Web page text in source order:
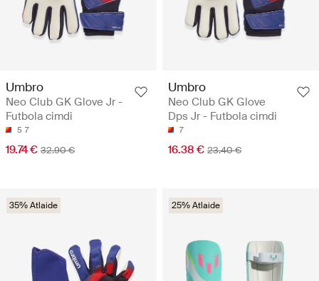
Umbro
Neo Club GK Glove Jr -
Futbola cimdi
5 7
19.74 € 32.90 €
Umbro
Neo Club GK Glove
Dps Jr - Futbola cimdi
7
16.38 € 23.40 €
35% Atlaide 25% Atlaide